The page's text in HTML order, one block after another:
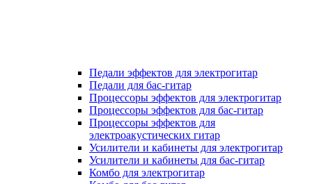
Педали эффектов для электрогитар
Педали для бас-гитар
Процессоры эффектов для электрогитар
Процессоры эффектов для бас-гитар
Процессоры эффектов для
электроакустических гитар
Усилители и кабинеты для электрогитар
Усилители и кабинеты для бас-гитар
Комбо для электрогитар